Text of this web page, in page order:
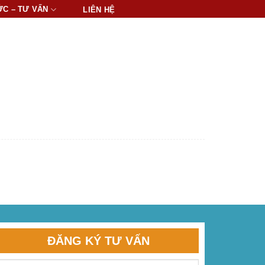
– TƯ VẤN LIÊN HỆ
ĐĂNG KÝ TƯ VẤN